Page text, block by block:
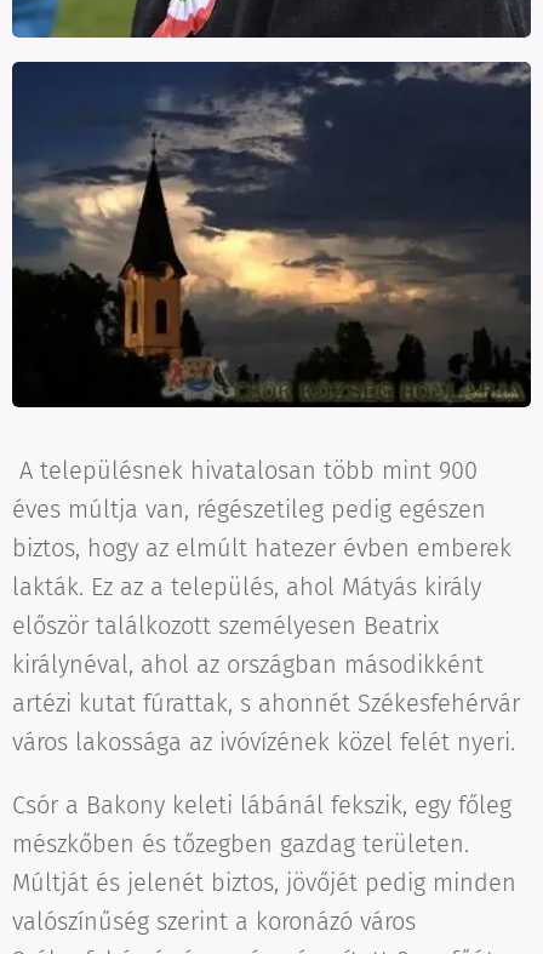
A településnek hivatalosan több mint 900
éves múltja van, régészetileg pedig egészen
biztos, hogy az elmúlt hatezer évben emberek
lakták. Ez az a település, ahol Mátyás király
először találkozott személyesen Beatrix
királynéval, ahol az országban másodikként
artézi kutat fúrattak, s ahonnét Székesfehérvár
város lakossága az ivóvízének közel felét nyeri.
Csór a Bakony keleti lábánál fekszik, egy főleg
mészkőben és tőzegben gazdag területen.
Múltját és jelenét biztos, jövőjét pedig minden
valószínűség szerint a koronázó város